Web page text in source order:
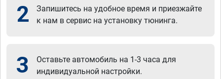
2
Запишитесь на удобное время и приезжайте
к нам в сервис на установку тюнинга.
3
Оставьте автомобиль на 1-3 часа для
индивидуальной настройки.